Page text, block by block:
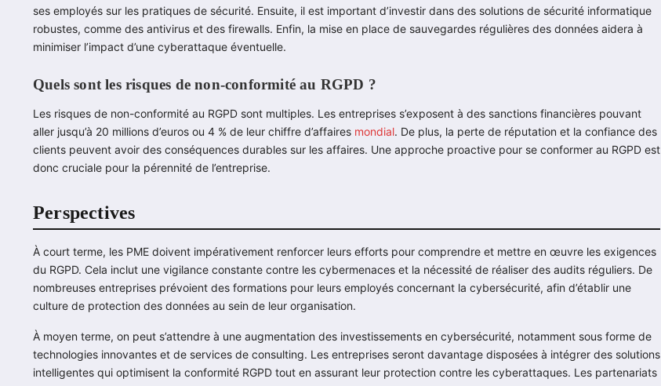
ses employés sur les pratiques de sécurité. Ensuite, il est important d’investir dans des solutions de sécurité informatique
robustes, comme des antivirus et des firewalls. Enfin, la mise en place de sauvegardes régulières des données aidera à
minimiser l’impact d’une cyberattaque éventuelle.
Quels sont les risques de non-conformité au RGPD ?
Les risques de non-conformité au RGPD sont multiples. Les entreprises s’exposent à des sanctions financières pouvant
aller jusqu’à 20 millions d’euros ou 4 % de leur chiffre d’affaires mondial. De plus, la perte de réputation et la confiance des
clients peuvent avoir des conséquences durables sur les affaires. Une approche proactive pour se conformer au RGPD est
donc cruciale pour la pérennité de l’entreprise.
Perspectives
À court terme, les PME doivent impérativement renforcer leurs efforts pour comprendre et mettre en œuvre les exigences
du RGPD. Cela inclut une vigilance constante contre les cybermenaces et la nécessité de réaliser des audits réguliers. De
nombreuses entreprises prévoient des formations pour leurs employés concernant la cybersécurité, afin d’établir une
culture de protection des données au sein de leur organisation.
À moyen terme, on peut s’attendre à une augmentation des investissements en cybersécurité, notamment sous forme de
technologies innovantes et de services de consulting. Les entreprises seront davantage disposées à intégrer des solutions
intelligentes qui optimisent la conformité RGPD tout en assurant leur protection contre les cyberattaques. Les partenariats